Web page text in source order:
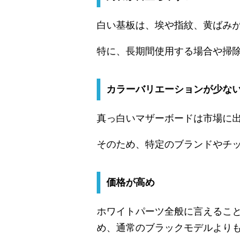
白い基板は、埃や指紋、黄ばみ
特に、長期間使用する場合や掃
カラーバリエーションが少な
真っ白いマザーボードは市場に
そのため、特定のブランドやチ
価格が高め
ホワイトパーツ全般に言えるこ
め、通常のブラックモデルより